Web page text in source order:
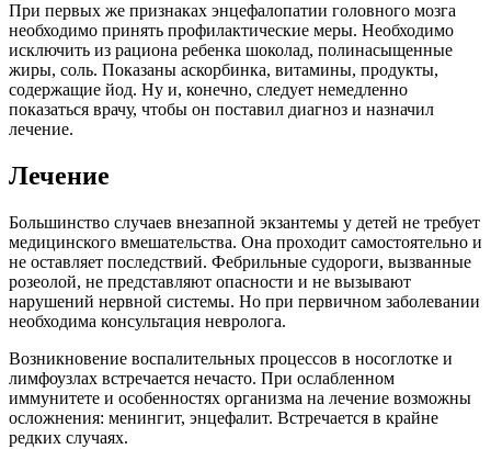
При первых же признаках энцефалопатии головного мозга
необходимо принять профилактические меры. Необходимо
исключить из рациона ребенка шоколад, полинасыщенные
жиры, соль. Показаны аскорбинка, витамины, продукты,
содержащие йод. Ну и, конечно, следует немедленно
показаться врачу, чтобы он поставил диагноз и назначил
лечение.
Лечение
Большинство случаев внезапной экзантемы у детей не требует
медицинского вмешательства. Она проходит самостоятельно и
не оставляет последствий. Фебрильные судороги, вызванные
розеолой, не представляют опасности и не вызывают
нарушений нервной системы. Но при первичном заболевании
необходима консультация невролога.
Возникновение воспалительных процессов в носоглотке и
лимфоузлах встречается нечасто. При ослабленном
иммунитете и особенностях организма на лечение возможны
осложнения: менингит, энцефалит. Встречается в крайне
редких случаях.